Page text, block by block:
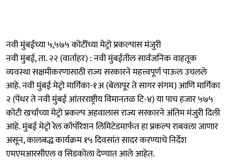
नवी मुंबईच्या ५,५७५ कोटींच्या मेट्रो प्रकल्पास मंजुरी
नवी मुंबई, ता. २२ (वार्ताहर) : नवी मुंबईतील सार्वजनिक वाहतूक
व्यवस्था सक्षमीकरणासाठी राज्य सरकारने महत्त्वपूर्ण पाऊल उचलले
आहे. नवी मुंबई मेट्रो मार्गिका-१अ (बेलापूर ते सागर संगम) आणि मार्गिका
२ (पेंधर ते नवी मुंबई आंतरराष्ट्रीय विमानतळ टि-४) या पाच हजार ५७५
कोटी खर्चाच्या मेट्रो प्रकल्प अहवालास राज्य सरकारने अंतिम मंजुरी दिली
आहे. मुंबई मेट्रो रेल कॉर्पोरेशन लिमिटेडमार्फत हा प्रकल्प राबवला जाणार
असून, कालबद्ध कार्यक्रम १५ दिवसांत सादर करण्याचे निर्देश
एमएमआरसीएल व सिडकोला देण्यात आले आहेत.